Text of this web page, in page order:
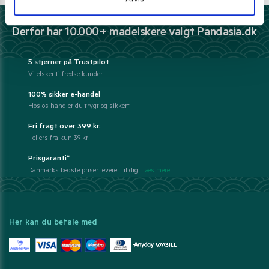
Derfor har 10.000+ madelskere valgt Pandasia.dk
5 stjerner på Trustpilot
Vi elsker tilfredse kunder
100% sikker e-handel
Hos os handler du trygt og sikkert
Fri fragt over 399 kr.
- ellers fra kun 39 kr.
Prisgaranti*
Danmarks bedste priser leveret til dig. Læs mere
Her kan du betale med